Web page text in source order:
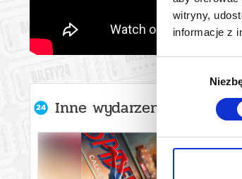
witryny,
informacje z
zgody
Inne wydarzenia